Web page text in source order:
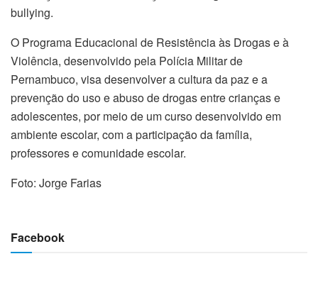
bullying.
O Programa Educacional de Resistência às Drogas e à
Violência, desenvolvido pela Polícia Militar de
Pernambuco, visa desenvolver a cultura da paz e a
prevenção do uso e abuso de drogas entre crianças e
adolescentes, por meio de um curso desenvolvido em
ambiente escolar, com a participação da família,
professores e comunidade escolar.
Foto: Jorge Farias
Facebook